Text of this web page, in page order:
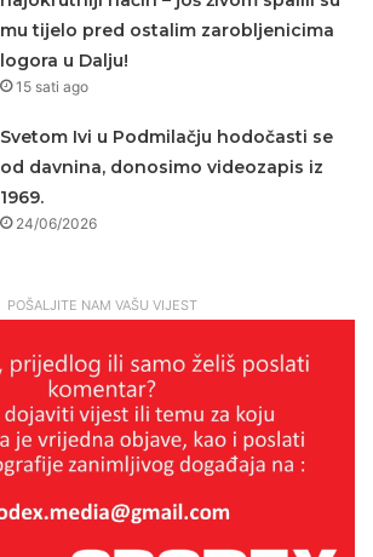
mu tijelo pred ostalim zarobljenicima
logora u Dalju!
15 sati ago
Svetom Ivi u Podmilačju hodočasti se
od davnina, donosimo videozapis iz
1969.
24/06/2026
POŠALJITE NAM VAŠU VIJEST